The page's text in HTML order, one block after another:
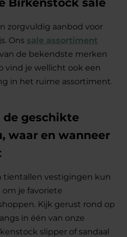
zorgvuldig aanbod voor
Ons sale assortiment
de bekendste merken
vind je wellicht ook een
in het ruime assortiment.
geschikte
waar en wanneer
tientallen vestigingen kun
je favoriete
Kijk gerust rond op
in één van onze
slipper of sandaal